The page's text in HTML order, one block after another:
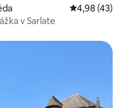
Priemerné
4,98 (43)
v Sarlate